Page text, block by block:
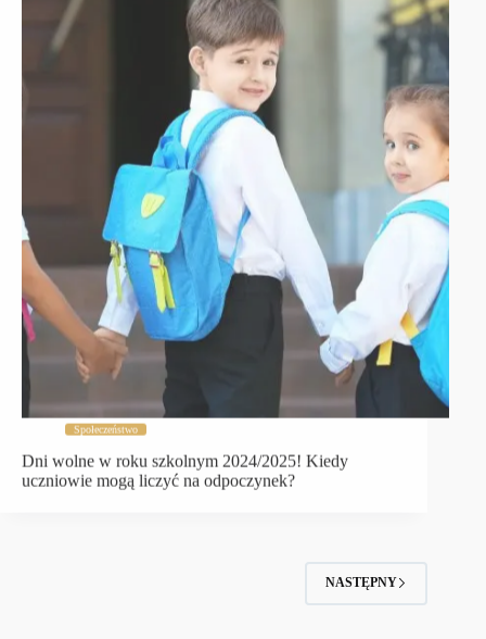
uczniowie mogą liczyć na odpoczynek?
NASTĘPNY